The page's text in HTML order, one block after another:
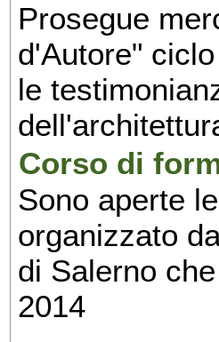
Prosegue
d'Autore"
le
Corso di
Sono aperte
organizzato
di Salerno
2014